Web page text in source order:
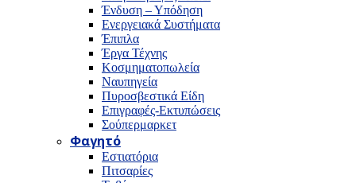
Ένδυση – Υπόδηση
Ενεργειακά Συστήματα
Έπιπλα
Έργα Τέχνης
Κοσμηματοπωλεία
Ναυπηγεία
Πυροσβεστικά Είδη
Επιγραφές-Εκτυπώσεις
Σούπερμαρκετ
Φαγητό
Εστιατόρια
Πιτσαρίες